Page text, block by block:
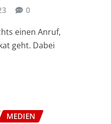
0
einen Anruf,
geht. Dabei
MEDIEN